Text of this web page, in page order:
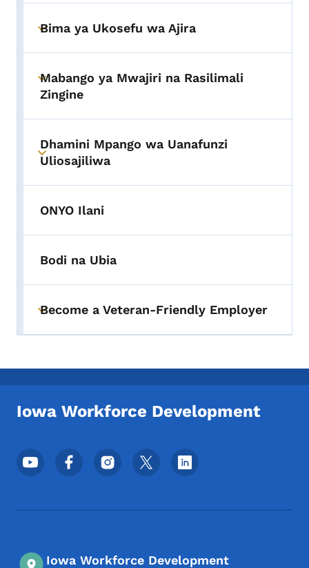
Toggle submenu
Bima ya Ukosefu wa Ajira
Toggle submenu
Mabango ya Mwajiri na Rasilimali
Zingine
Toggle submenu
Dhamini Mpango wa Uanafunzi
Uliosajiliwa
ONYO Ilani
Bodi na Ubia
Toggle submenu
Become a Veteran-Friendly Employer
Iowa Workforce Development
Menyu ya Mitandao ya Kijamii ya Chini
Iowa Workforce Development